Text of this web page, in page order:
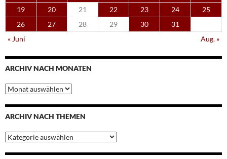
19
20 21 22 23 24
25
26
27 28 29 30
31
« Juni
Aug. »
ARCHIV NACH MONATEN
Archiv
nach
Monaten
ARCHIV NACH THEMEN
Archiv
nach
Themen